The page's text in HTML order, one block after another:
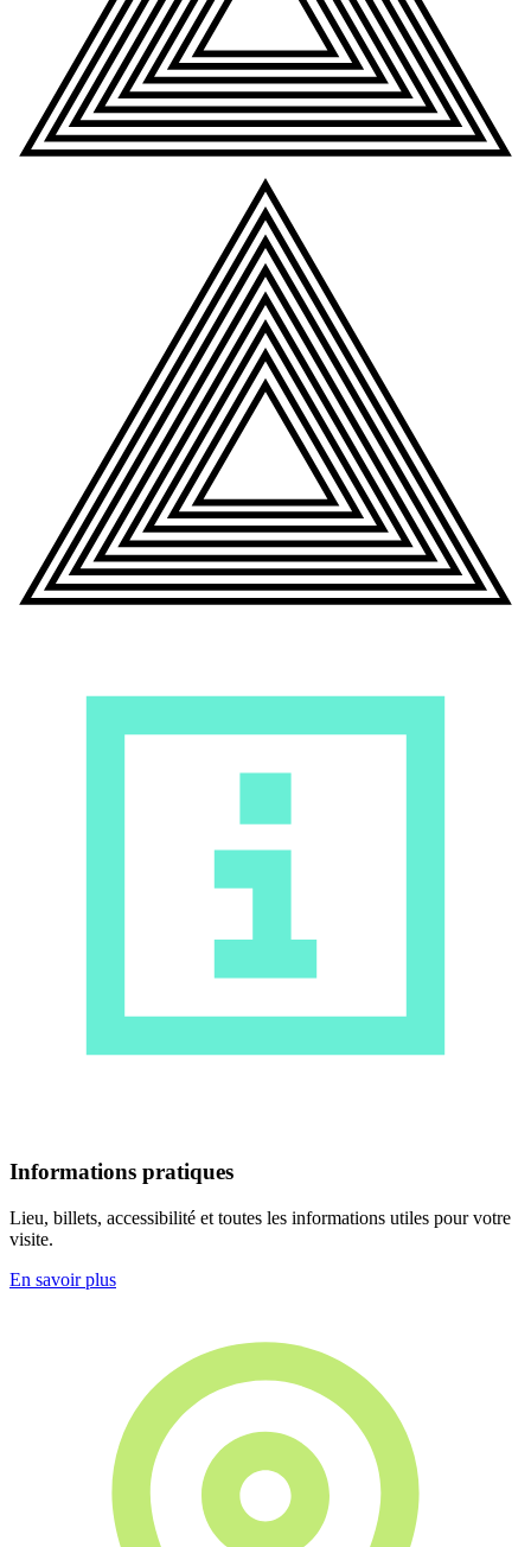
Informations pratiques
Lieu, billets, accessibilité et toutes les informations utiles pour votre
visite.
En savoir plus